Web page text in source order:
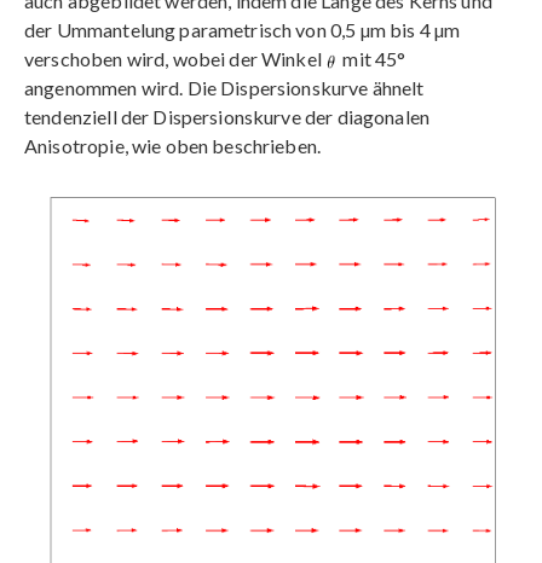
der Ummantelung parametrisch von 0,5 µm bis 4 µm
verschoben wird, wobei der Winkel
mit 45°
angenommen wird. Die Dispersionskurve ähnelt
tendenziell der Dispersionskurve der diagonalen
Anisotropie, wie oben beschrieben.